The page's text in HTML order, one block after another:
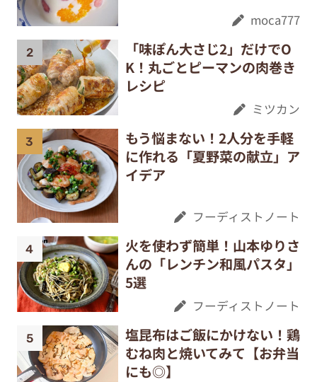
moca777
「味ぽん大さじ2」だけでO
K！丸ごとピーマンの肉巻き
レシピ
ミツカン
もう悩まない！2人分を手軽
に作れる「夏野菜の献立」ア
イデア
フーディストノート
火を使わず簡単！山本ゆりさ
んの「レンチン和風パスタ」
5選
フーディストノート
塩昆布はご飯にかけない！鶏
むね肉と焼いてみて【お弁当
にも◎】